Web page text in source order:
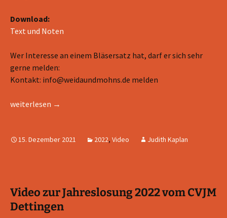
Download:
Text und Noten
Wer Interesse an einem Bläsersatz hat, darf er sich sehr
gerne melden:
Kontakt: info@weidaundmohns.de melden
Video zur Jahreslosung 2022 von Weida und Mohns
weiterlesen →
15. Dezember 2021 2022, Video Judith Kaplan
Video zur Jahreslosung 2022 vom CVJM
Dettingen